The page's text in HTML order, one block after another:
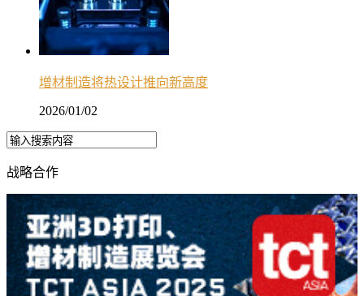
增材制造将热设计推向新高度
2026/01/02
战略合作